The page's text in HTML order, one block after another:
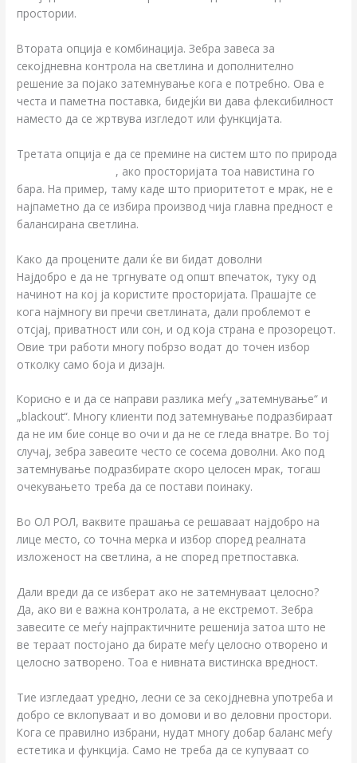
простории.
Втората опција е комбинација. Зебра завеса за
секојдневна контрола на светлина и дополнително
решение за појако затемнување кога е потребно. Ова е
честа и паметна поставка, бидејќи ви дава флексибилност
наместо да се жртвува изгледот или функцијата.
Третата опција е да се премине на систем што по природа
, ако просторијата тоа навистина го
бара. На пример, таму каде што приоритетот е мрак, не е
најпаметно да се избира производ чија главна предност е
балансирана светлина.
Како да процените дали ќе ви бидат доволни
Најдобро е да не тргнувате од општ впечаток, туку од
начинот на кој ја користите просторијата. Прашајте се
кога најмногу ви пречи светлината, дали проблемот е
отсјај, приватност или сон, и од која страна е прозорецот.
Овие три работи многу побрзо водат до точен избор
отколку само боја и дизајн.
Корисно е и да се направи разлика меѓу „затемнување“ и
„blackout“. Многу клиенти под затемнување подразбираат
да не им бие сонце во очи и да не се гледа внатре. Во тој
случај, зебра завесите често се сосема доволни. Ако под
затемнување подразбирате скоро целосен мрак, тогаш
очекувањето треба да се постави поинаку.
Во ОЛ РОЛ, ваквите прашања се решаваат најдобро на
лице место, со точна мерка и избор според реалната
изложеност на светлина, а не според претпоставка.
Дали вреди да се изберат ако не затемнуваат целосно?
Да, ако ви е важна контролата, а не екстремот. Зебра
завесите се меѓу најпрактичните решенија затоа што не
ве тераат постојано да бирате меѓу целосно отворено и
целосно затворено. Тоа е нивната вистинска вредност.
Тие изгледаат уредно, лесни се за секојдневна употреба и
добро се вклопуваат и во домови и во деловни простори.
Кога се правилно избрани, нудат многу добар баланс меѓу
естетика и функција. Само не треба да се купуваат со